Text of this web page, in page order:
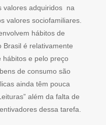
valores adquiridos na
valores sociofamiliares.
hábitos de
Brasil é relativamente
hábitos e pelo preço
de consumo são
ainda têm pouca
além da falta de
dessa tarefa.